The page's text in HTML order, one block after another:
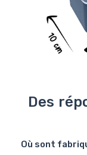
Des
Où sont